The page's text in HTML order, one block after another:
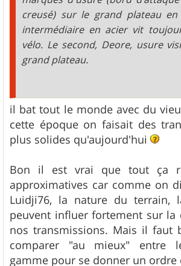
creusé) sur le grand plateau
intermédiaire en acier vit
vélo. Le second, Deore, usure
grand plateau.
il bat tout le monde avec du
cette époque on faisait des
plus solides qu'aujourd'hui
Bon il est vrai que tout ça
approximatives car comme on
Luidji76, la nature du terrain,
peuvent influer fortement sur la
nos transmissions. Mais il faut
comparer "au mieux" entre
gamme pour se donner un ordre